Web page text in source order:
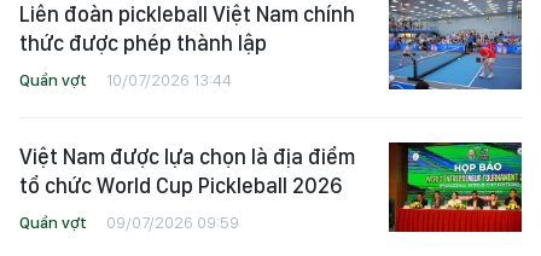
Liên đoàn pickleball Việt Nam chính
thức được phép thành lập
Quần vợt 10/07/2026 13:44
Việt Nam được lựa chọn là địa điểm
tổ chức World Cup Pickleball 2026
Quần vợt 09/07/2026 09:59